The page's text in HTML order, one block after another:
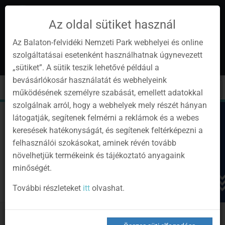
Instagram
YoutubeFacebookProgramok
Hírlevél
hu
Toggle
cart
Toggle
navigation
Bejelentkezés
Az oldal sütiket használ
Az Balaton-felvidéki Nemzeti Park webhelyei és online
szolgáltatásai esetenként használhatnak úgynevezett
„sütiket”. A sütik teszik lehetővé például a
bevásárlókosár használatát és webhelyeink
működésének személyre szabását, emellett adatokkal
szolgálnak arról, hogy a webhelyek mely részét hányan
látogatják, segítenek felmérni a reklámok és a webes
keresések hatékonyságát, és segítenek feltérképezni a
felhasználói szokásokat, aminek révén tovább
növelhetjük termékeink és tájékoztató anyagaink
minőségét.
További részleteket ittolvashat.